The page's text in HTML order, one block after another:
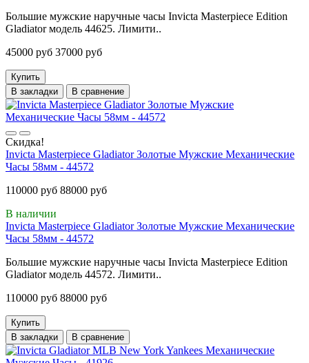
Большие мужские наручные часы Invicta Masterpiece Edition
Gladiator модель 44625. Лимити..
45000 руб 37000 руб
Купить
В закладки
В сравнение
Скидка!
Invicta Masterpiece Gladiator Золотые Мужские Механические
Часы 58мм - 44572
110000 руб 88000 руб
В наличии
Invicta Masterpiece Gladiator Золотые Мужские Механические
Часы 58мм - 44572
Большие мужские наручные часы Invicta Masterpiece Edition
Gladiator модель 44572. Лимити..
110000 руб 88000 руб
Купить
В закладки
В сравнение